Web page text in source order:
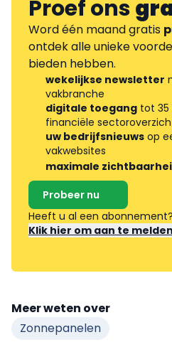
Proef ons
Word één maand gratis
ontdek alle unieke
bieden hebben.
wekelijkse newsletter
vakbranche
digitale toegang tot 35
financiële
uw bedrijfsnieuws op
vakwebsites
maximale
Probeer nu
Heeft u al een abonnement?
Klik hier om aan te melden
Meer weten over
Zonnepanelen